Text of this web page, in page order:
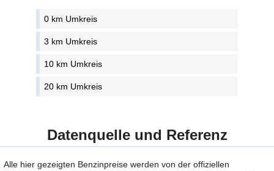
0 km Umkreis
3 km Umkreis
10 km Umkreis
20 km Umkreis
Datenquelle und Referenz
Alle hier gezeigten Benzinpreise werden von der offiziellen